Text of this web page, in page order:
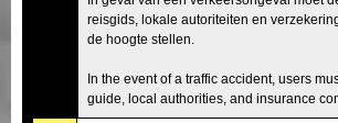
reisgids, lokale autoriteiten en
de hoogte stellen.
In the event of a traffic accident, users
guide, local authorities, and insurance